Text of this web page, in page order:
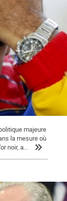
prend
majeure
la mesure où
noir, a...